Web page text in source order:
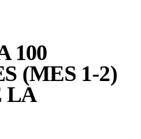
100
(MES 1-2)
LA